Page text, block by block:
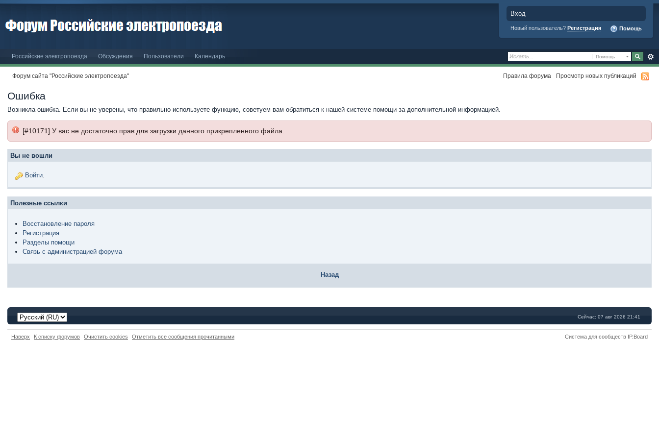
Вход
Новый пользователь? Регистрация Помощь
Помощь
Российские электропоезда Обсуждения Пользователи Календарь
Форум сайта "Российские электропоезда" Правила форума Просмотр новых публикаций
Ошибка
Возникла ошибка. Если вы не уверены, что правильно используете функцию, советуем вам обратиться к нашей системе помощи за дополнительной информацией.
[#10171] У вас не достаточно прав для загрузки данного прикрепленного файла.
Вы не вошли
Войти.
Полезные ссылки
Восстановление пароля
Регистрация
Разделы помощи
Связь с администрацией форума
Назад
Сейчас: 07 авг 2026 21:41
Наверх К списку форумов Очистить cookies Отметить все сообщения прочитанными Система для сообществ IP.Board